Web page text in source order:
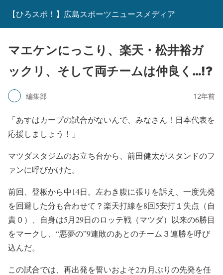
【ひろスポ！】広島スポーツニュースメディア
マエケンにっこり、楽天・松井裕ガ
ックリ、そして両チームは仲良く…!?
編集部 12年前
「あすはカープの試合がないんで、みなさん！日本代表を
応援しましょう！」
マツダスタジムのお立ち台から、前田健太がスタンドのフ
ァンに呼びかけた。
前回、登板から中14日。左わき腹に張りを訴え、一度先発
を回避した分も合わせて？楽天打線を8回5安打１失点（自
責０）、自身は5月29日のロッテ戦（マツダ）以来の6勝目
をマークし、“悪夢の”9連敗のあとのチーム３連勝を呼び
込んだ。
この試合では、再出発を誓いおよそ2カ月ぶりの先発を任